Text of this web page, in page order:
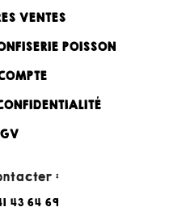
VENTES
POISSON
:
43 64 69